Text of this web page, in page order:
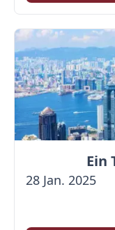
Ein
28 Jan. 2025